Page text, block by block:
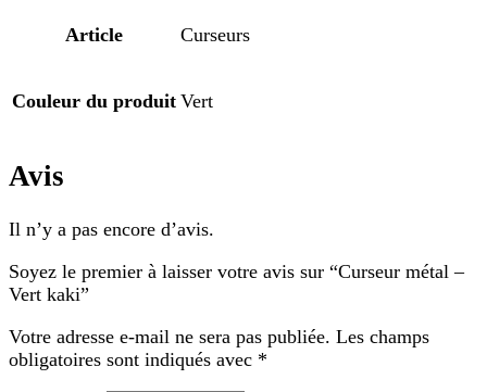
Article Curseurs
Couleur du produit Vert
Avis
Il n’y a pas encore d’avis.
Soyez le premier à laisser votre avis sur “Curseur métal –
Vert kaki”
Votre adresse e-mail ne sera pas publiée. Les champs
obligatoires sont indiqués avec *